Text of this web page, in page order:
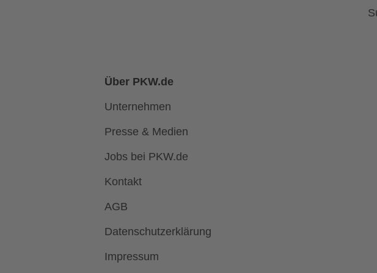
Über PKW.de
Unternehmen
Presse & Medien
Jobs bei PKW.de
Kontakt
AGB
Datenschutzerklärung
Impressum